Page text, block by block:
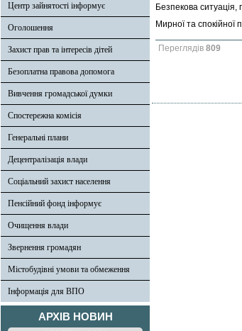
Центр зайнятості інформує
Оголошення
Захист прав та інтересів дітей
Безоплатна правова допомога
Вивчення громадської думки
Спостережна комісія
Генеральні плани
Децентралізація влади
Соціальний захист населення
Пенсійний фонд інформує
Очищення влади
Звернення громадян
Містобудівні умови та обмеження
Інформація для ВПО
АРХІВ НОВИН
Безпекова
Мирної та спокійної
Переглядів 809